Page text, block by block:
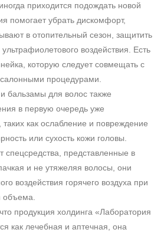
приходится подождать новой
помогает убрать дискомфорт,
в отопительный сезон, защитить
воздействия. Есть
которую следует совмещать с
процедурами.
бальзамы для волос также
в первую очередь уже
как ослабление и повреждение
или сухость кожи головы.
спецсредства, представленные в
и не утяжеляя волосы, они
воздействия горячего воздуха при
продукция холдинга «Лаборатория
как лечебная и аптечная, она